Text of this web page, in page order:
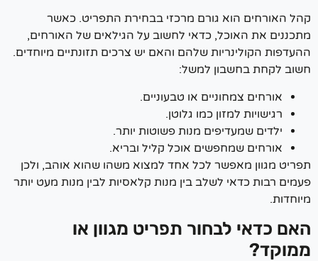
האורחים הוא גורם מרכזי בבחירת התפריט.כאשר
את האוכל, כדאי לחשוב על הגילאים של האורחים,
הקולינריות שלהם והאם יש צרכים תזונתיים מיוחדים.
לקחת בחשבון למשל:
אורחים צמחוניים או טבעוניים.
רגישויות למזון כמו גלוטן.
ילדים שמעדיפים מנות פשוטות יותר.
אורחים שמחפשים אוכל קליל ובריא.
מגוון מאפשר לכל אחד למצוא משהו שהוא אוהב, ולכן
רבות כדאי לשלב בין מנות קלאסיות לבין מנות מעט יותר
כדאי לבחור תפריט מגוון או